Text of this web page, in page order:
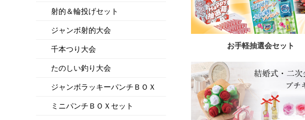
お手軽抽選会セット
射的＆輪投げセット
ジャンボ射的大会
千本つり大会
たのしい釣り大会
ジャンボラッキーパンチＢＯＸ
ミニパンチＢＯＸセット